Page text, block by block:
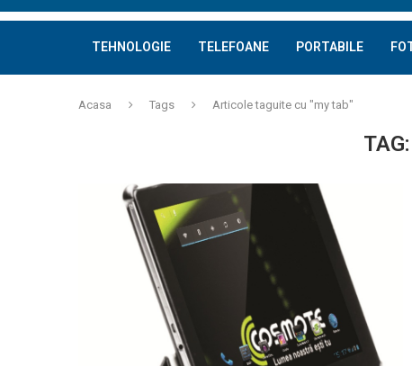
TEHNOLOGIE TELEFOANE PORTABILE
Acasa Tags Articole taguite cu "my tab"
TAG: